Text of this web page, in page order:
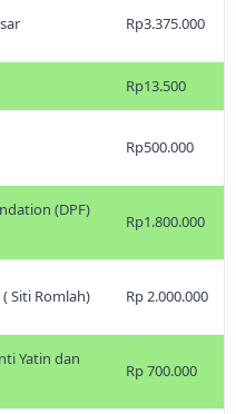
Rp3.375.000
Rp13.500
Rp500.000
(DPF)
Rp1.800.000
Siti Romlah) Rp 2.000.000
Yatin dan
Rp 700.000